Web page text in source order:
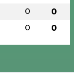
0 0
0 0